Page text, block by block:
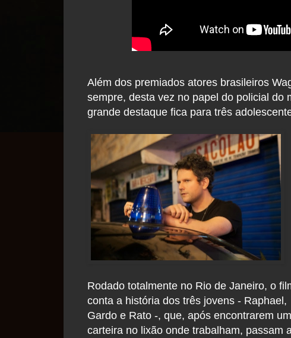
Além dos premiados atores brasileiros
sempre, desta vez no papel do policial do
grande destaque fica para três
Rodado totalmente no Rio de Janeiro, o
conta a história dos três jovens - Raphael,
Gardo e Rato -, que, após encontrarem
carteira no lixão onde trabalham, passam a